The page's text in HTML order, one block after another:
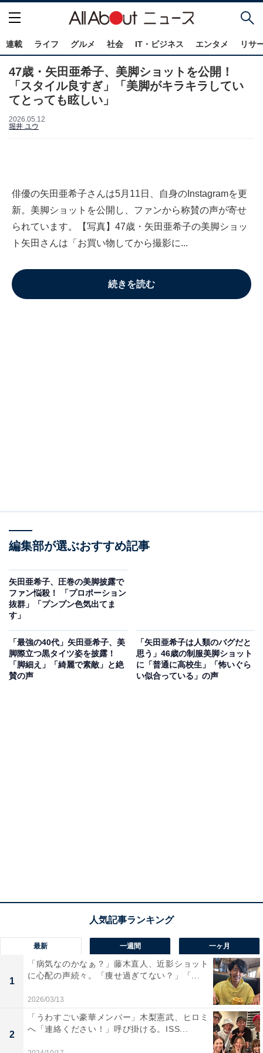
連載 ライフ グルメ 社会 IT・ビジネス エンタメ リサ
47歳・矢田亜希子、美脚ショットを公開！
「スタイル良すぎ」「美脚がキラキラしてい
てとっても眩しい」
2026.05.12
堀井 ユウ
俳優の矢田亜希子さんは5月11日、自身のInstagramを更
新。美脚ショットを公開し、ファンから称賛の声が寄せ
られています。【写真】47歳・矢田亜希子の美脚ショッ
ト矢田さんは「お買い物してから撮影に...
続きを読む
編集部が選ぶおすすめ記事
矢田亜希子、圧巻の美脚披露で
ファン悩殺！ 「プロポーション
抜群」「プンプン色気出てま
す」
「最強の40代」矢田亜希子、美
脚際立つ黒タイツ姿を披露！
「脚細え」「綺麗で素敵」と絶
賛の声
「矢田亜希子は人類のバグだと
思う」46歳の制服美脚ショット
に「普通に高校生」「怖いぐら
い似合っている」の声
最新 一週間 一ヶ月
1
「病気なのかなぁ？」藤木直人、近影ショット
に心配の声続々。「痩せ過ぎてない？」「...
2026/03/13
2
「うわすごい豪華メンバー」木梨憲武、ヒロミ
へ「連絡ください！」呼び掛ける。ISS...